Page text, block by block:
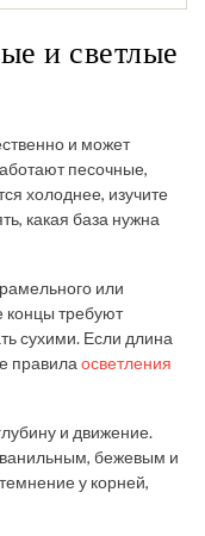
и светлые
и может
песочные,
холоднее, изучите
какая база нужна
или
концы требуют
сухими. Если длина
правила осветления
и движение.
бежевым и
у корней,